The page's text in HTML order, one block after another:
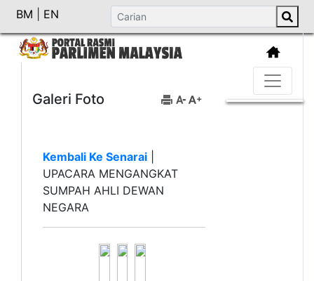
BM EN
Galeri Foto
Kembali Ke Senarai
UPACARA MENGANGKAT
SUMPAH AHLI DEWAN
NEGARA